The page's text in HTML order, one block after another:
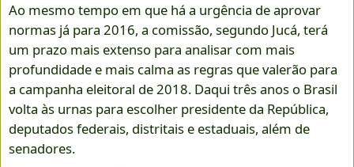
Ao mesmo tempo em que há a urgência de aprovar
normas já para 2016, a comissão, segundo Jucá, terá
um prazo mais extenso para analisar com mais
profundidade e mais calma as regras que valerão para
a campanha eleitoral de 2018. Daqui três anos o Brasil
volta às urnas para escolher presidente da República,
deputados federais, distritais e estaduais, além de
senadores.